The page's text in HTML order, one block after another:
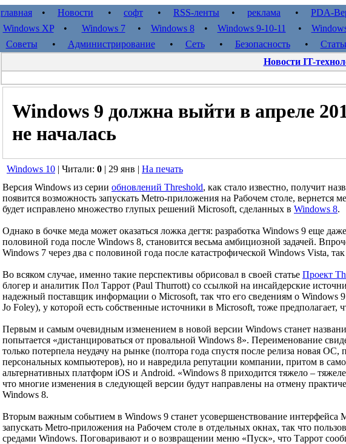
главная • Новости • софт • RSS-ленты • реклама • PDA-
Windows XP• Windows 7• Windows 8• Windows 9-10-11 •
Советы • Администрирование• Сеть• Безопасность•
Новости IT-
Windows 9 должна выйти в апреле
не началась
Windows 10 | Читали: 0 | 29 янв | На печать
Версия Windows из серии обновлений Threshold, как стало известно, получит
появится возможность запускать Metro-приложения на Рабочем столе,
будет исправлено множество глупых решений Microsoft, сделанных в Windows 8.
Однако в бочке меда может оказаться ложка дегтя: разработка Windows 9 еще
половиной года после Windows 8, становится весьма амбициозной задачей.
Windows 7 через два с половиной года после катастрофической Windows Vista,
Во всяком случае, именно такие перспективы обрисовал в своей статье Проект
блогер и аналитик Пол Таррот (Paul Thurrott) со ссылкой на инсайдерские
надежный поставщик информации о Microsoft, так что его сведениям о
Jo Foley), у которой есть собственные источники в Microsoft, тоже
Первым и самым очевидным изменением в новой версии Windows станет
попытается «дистанцироваться от провальной Windows 8». Переименование
только потерпела неудачу на рынке (полтора года спустя после релиза новая ОС,
персональных компьютеров), но и навредила репутации компании, притом в
альтернативных платформ iOS и Android. «Windows 8 приходится тяжело –
что многие изменения в следующей версии будут направлены на отмену
Windows 8.
Вторым важным событием в Windows 9 станет усовершенствование интерфейса
запускать Metro-приложения на Рабочем столе в отдельных окнах, так что
средами Windows. Поговаривают и о возвращении меню «Пуск», что Таррот